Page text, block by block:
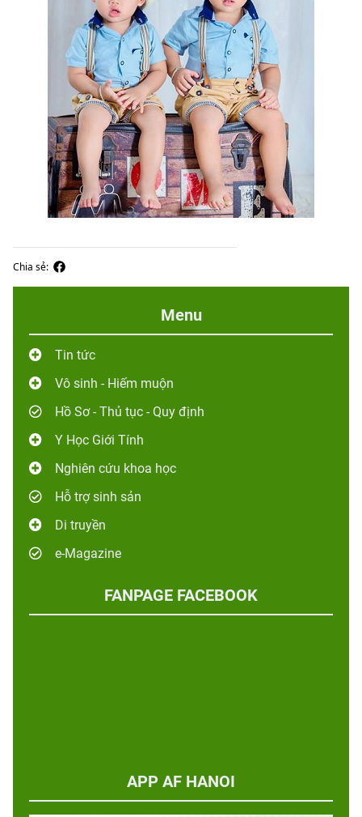
Chia sẻ:
Menu
Tin tức
Vô sinh - Hiếm muộn
Hồ Sơ - Thủ tục - Quy định
Y Học Giới Tính
Nghiên cứu khoa học
Hỗ trợ sinh sản
Di truyền
e-Magazine
FANPAGE FACEBOOK
APP AF HANOI